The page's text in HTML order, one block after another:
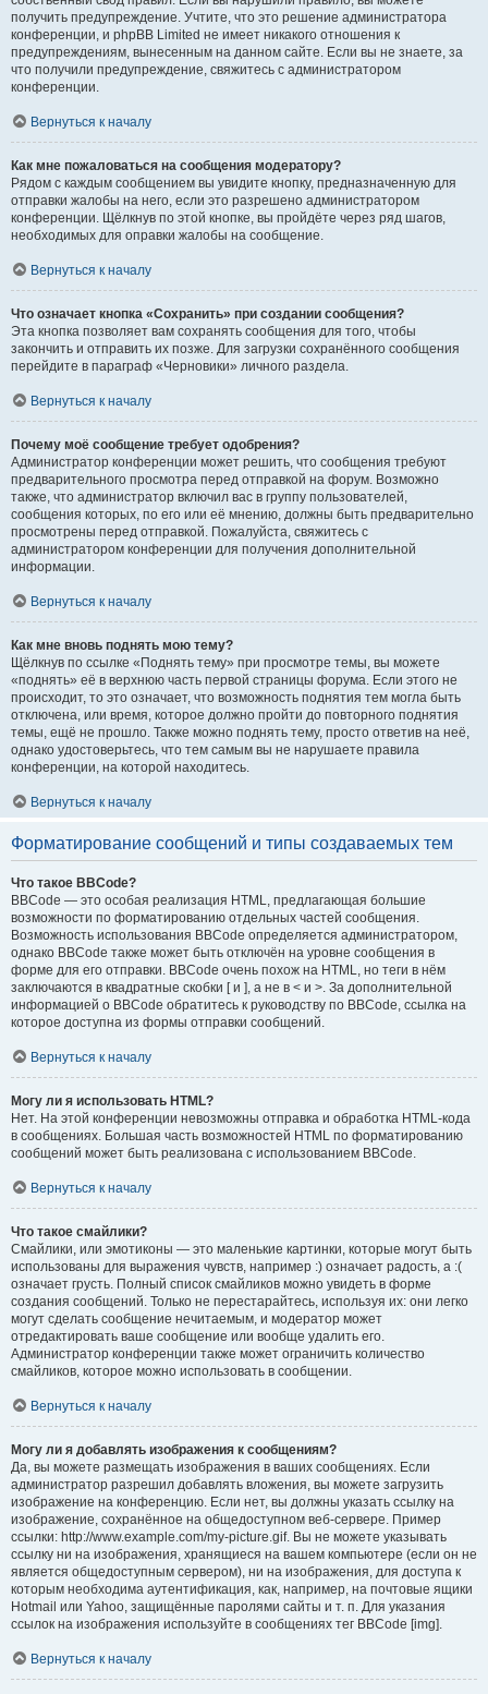
получить предупреждение. Учтите, что это решение администратора
конференции, и phpBB Limited не имеет никакого отношения к
предупреждениям, вынесенным на данном сайте. Если вы не знаете, за
что получили предупреждение, свяжитесь с администратором
конференции.
Вернуться к началу
Как мне пожаловаться на сообщения модератору?
Рядом с каждым сообщением вы увидите кнопку, предназначенную для
отправки жалобы на него, если это разрешено администратором
конференции. Щёлкнув по этой кнопке, вы пройдёте через ряд шагов,
необходимых для оправки жалобы на сообщение.
Вернуться к началу
Что означает кнопка «Сохранить» при создании сообщения?
Эта кнопка позволяет вам сохранять сообщения для того, чтобы
закончить и отправить их позже. Для загрузки сохранённого сообщения
перейдите в параграф «Черновики» личного раздела.
Вернуться к началу
Почему моё сообщение требует одобрения?
Администратор конференции может решить, что сообщения требуют
предварительного просмотра перед отправкой на форум. Возможно
также, что администратор включил вас в группу пользователей,
сообщения которых, по его или её мнению, должны быть предварительно
просмотрены перед отправкой. Пожалуйста, свяжитесь с
администратором конференции для получения дополнительной
информации.
Вернуться к началу
Как мне вновь поднять мою тему?
Щёлкнув по ссылке «Поднять тему» при просмотре темы, вы можете
«поднять» её в верхнюю часть первой страницы форума. Если этого не
происходит, то это означает, что возможность поднятия тем могла быть
отключена, или время, которое должно пройти до повторного поднятия
темы, ещё не прошло. Также можно поднять тему, просто ответив на неё,
однако удостоверьтесь, что тем самым вы не нарушаете правила
конференции, на которой находитесь.
Вернуться к началу
Форматирование сообщений и типы создаваемых тем
Что такое BBCode?
BBCode — это особая реализация HTML, предлагающая большие
возможности по форматированию отдельных частей сообщения.
Возможность использования BBCode определяется администратором,
однако BBCode также может быть отключён на уровне сообщения в
форме для его отправки. BBCode очень похож на HTML, но теги в нём
заключаются в квадратные скобки [ и ], а не в < и >. За дополнительной
информацией о BBCode обратитесь к руководству по BBCode, ссылка на
которое доступна из формы отправки сообщений.
Вернуться к началу
Могу ли я использовать HTML?
Нет. На этой конференции невозможны отправка и обработка HTML-кода
в сообщениях. Большая часть возможностей HTML по форматированию
сообщений может быть реализована с использованием BBCode.
Вернуться к началу
Что такое смайлики?
Смайлики, или эмотиконы — это маленькие картинки, которые могут быть
использованы для выражения чувств, например :) означает радость, а :(
означает грусть. Полный список смайликов можно увидеть в форме
создания сообщений. Только не перестарайтесь, используя их: они легко
могут сделать сообщение нечитаемым, и модератор может
отредактировать ваше сообщение или вообще удалить его.
Администратор конференции также может ограничить количество
смайликов, которое можно использовать в сообщении.
Вернуться к началу
Могу ли я добавлять изображения к сообщениям?
Да, вы можете размещать изображения в ваших сообщениях. Если
администратор разрешил добавлять вложения, вы можете загрузить
изображение на конференцию. Если нет, вы должны указать ссылку на
изображение, сохранённое на общедоступном веб-сервере. Пример
ссылки: http://www.example.com/my-picture.gif. Вы не можете указывать
ссылку ни на изображения, хранящиеся на вашем компьютере (если он не
является общедоступным сервером), ни на изображения, для доступа к
которым необходима аутентификация, как, например, на почтовые ящики
Hotmail или Yahoo, защищённые паролями сайты и т. п. Для указания
ссылок на изображения используйте в сообщениях тег BBCode [img].
Вернуться к началу